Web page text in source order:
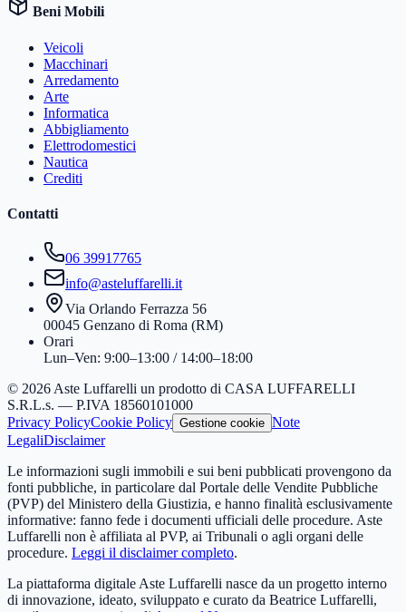
Beni Mobili
Veicoli
Macchinari
Arredamento
Arte
Informatica
Abbigliamento
Elettrodomestici
Nautica
Crediti
Contatti
06 39917765
info@asteluffarelli.it
Via Orlando Ferrazza 56
00045 Genzano di Roma (RM)
Orari
Lun–Ven: 9:00–13:00 / 14:00–18:00
© 2026 Aste Luffarelli un prodotto di CASA LUFFARELLI
S.R.L.s. — P.IVA 18560101000
Privacy PolicyCookie Policy Gestione cookie Note
LegaliDisclaimer
Le informazioni sugli immobili e sui beni pubblicati provengono da
fonti pubbliche, in particolare dal Portale delle Vendite Pubbliche
(PVP) del Ministero della Giustizia, e hanno finalità esclusivamente
informative: fanno fede i documenti ufficiali delle procedure. Aste
Luffarelli non è affiliata al PVP, ai Tribunali o agli organi delle
procedure. Leggi il disclaimer completo.
La piattaforma digitale Aste Luffarelli nasce da un progetto interno
di innovazione, ideato, sviluppato e curato da Beatrice Luffarelli,